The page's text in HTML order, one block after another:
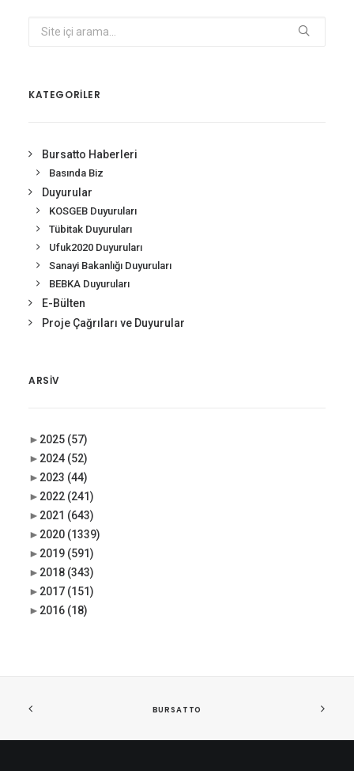
KATEGORİLER
Bursatto Haberleri
Basında Biz
Duyurular
KOSGEB Duyuruları
Tübitak Duyuruları
Ufuk2020 Duyuruları
Sanayi Bakanlığı Duyuruları
BEBKA Duyuruları
E-Bülten
Proje Çağrıları ve Duyurular
ARSIV
► 2025 (57)
► 2024 (52)
► 2023 (44)
► 2022 (241)
► 2021 (643)
► 2020 (1339)
► 2019 (591)
► 2018 (343)
► 2017 (151)
► 2016 (18)
BURSATTO